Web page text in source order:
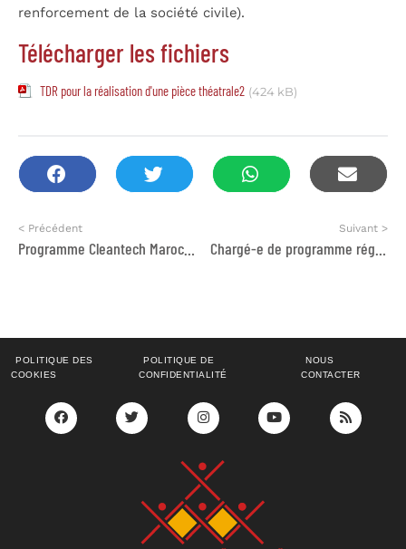
renforcement de la société civile).
Télécharger les fichiers
TDR pour la réalisation d'une pièce théatrale2 (424 kB)
< Précédent Suivant >
POLITIQUE DES
COOKIES
POLITIQUE DE
CONFIDENTIALITÉ
NOUS
CONTACTER